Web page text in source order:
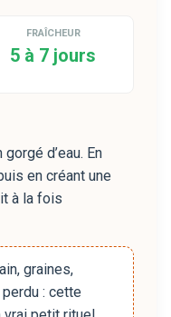
FRAÎCHEUR
5 à 7 jours
d’eau. En
en créant une
à la fois
graines,
: cette